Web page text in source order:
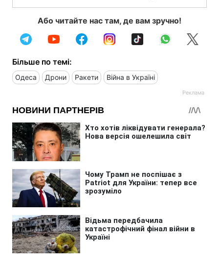
Або читайте нас там, де вам зручно!
Більше по темі:
Одеса Дрони Ракети Війна в Україні